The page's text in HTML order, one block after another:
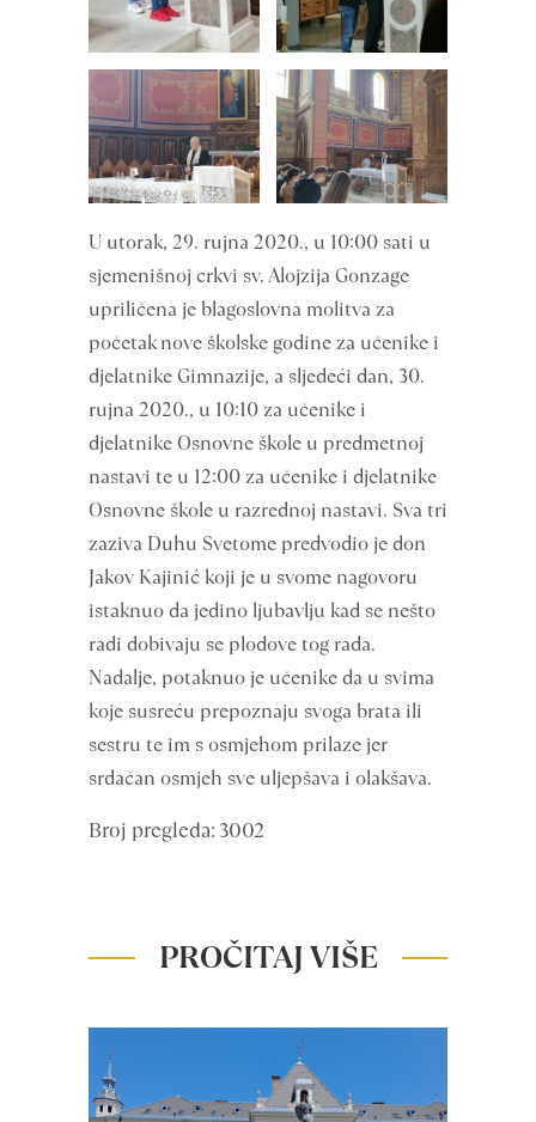
U utorak, 29. rujna 2020., u 10:00 sati u
sjemenišnoj crkvi sv. Alojzija Gonzage
upriličena je blagoslovna molitva za
početak nove školske godine za učenike i
djelatnike Gimnazije, a sljedeći dan, 30.
rujna 2020., u 10:10 za učenike i
djelatnike Osnovne škole u predmetnoj
nastavi te u 12:00 za učenike i djelatnike
Osnovne škole u razrednoj nastavi. Sva tri
zaziva Duhu Svetome predvodio je don
Jakov Kajinić koji je u svome nagovoru
istaknuo da jedino ljubavlju kad se nešto
radi dobivaju se plodove tog rada.
Nadalje, potaknuo je učenike da u svima
koje susreću prepoznaju svoga brata ili
sestru te im s osmjehom prilaze jer
srdačan osmjeh sve uljepšava i olakšava.
Broj pregleda: 3002
PROČITAJ VIŠE